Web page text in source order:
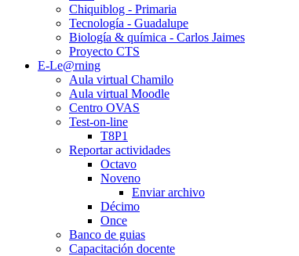
Chiquiblog - Primaria
Tecnología - Guadalupe
Biología & química - Carlos Jaimes
Proyecto CTS
E-Le@rning
Aula virtual Chamilo
Aula virtual Moodle
Centro OVAS
Test-on-line
T8P1
Reportar actividades
Octavo
Noveno
Enviar archivo
Décimo
Once
Banco de guias
Capacitación docente